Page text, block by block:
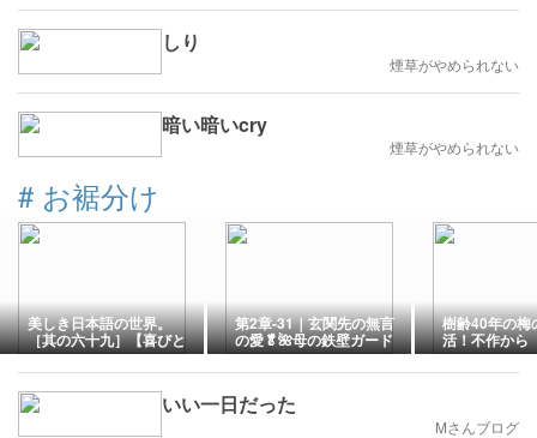
しり
煙草がやめられない
暗い暗いcry
煙草がやめられない
# お裾分け
美しき日本語の世界。
［其の六十九］【喜びと
優しさを循環させる「お
裾分け」の心】
第2章-31｜玄関先の無言
の愛🥬🌺母の鉄壁ガード
術👵🛡️
樹齢40年の梅
活！不作から
実る」までの
が家の梅干し
いい一日だった
Mさんブログ